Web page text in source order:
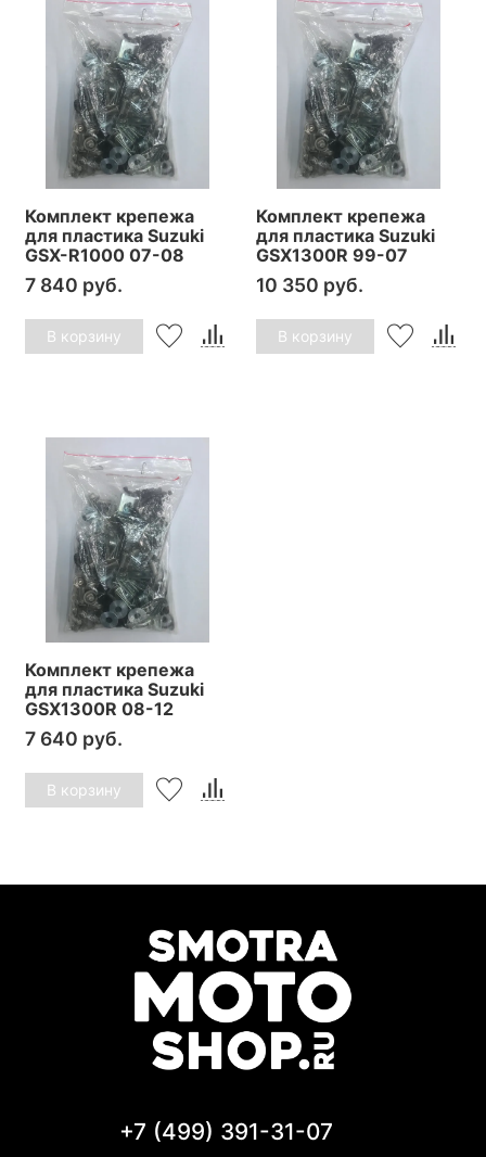
Комплект крепежа
для пластика Suzuki
GSX-R1000 07-08
7 840 руб.
В корзину
Комплект крепежа
для пластика Suzuki
GSX1300R 99-07
10 350 руб.
В корзину
Комплект крепежа
для пластика Suzuki
GSX1300R 08-12
7 640 руб.
В корзину
+7 (499) 391-31-07